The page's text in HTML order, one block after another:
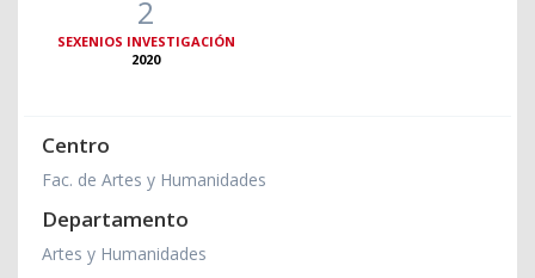
2
SEXENIOS INVESTIGACIÓN
2020
Centro
Fac. de Artes y Humanidades
Departamento
Artes y Humanidades